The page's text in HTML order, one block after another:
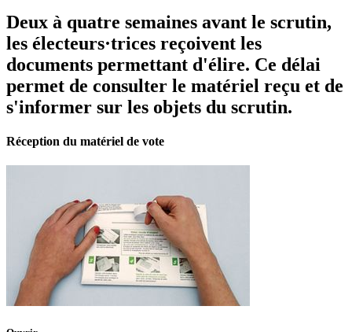
Deux à quatre semaines avant le scrutin,
les électeurs·trices reçoivent les
documents permettant d'élire. Ce délai
permet de consulter le matériel reçu et de
s'informer sur les objets du scrutin.
Réception du matériel de vote